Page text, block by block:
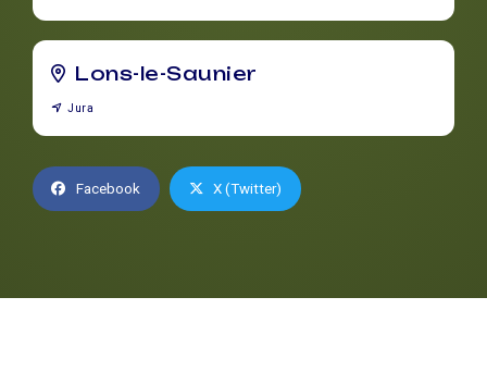
Lons-le-Saunier
Jura
Facebook X (Twitter)